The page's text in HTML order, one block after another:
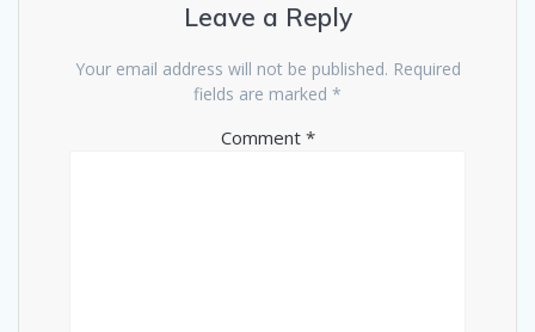
Leave a Reply
Your email address will not be published. Required
fields are marked *
Comment *